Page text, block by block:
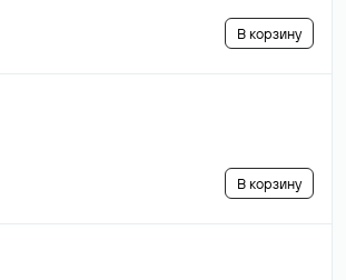
В корзину
В корзину